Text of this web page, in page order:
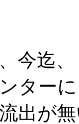
今迄
ター
出が